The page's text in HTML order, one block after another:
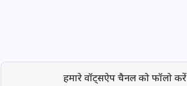
हमारे वॉट्सऐप चैनल को फॉलो करें